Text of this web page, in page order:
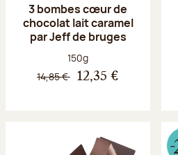
3 bombes cœur de
chocolat lait caramel
par Jeff de bruges
Poids net :
150g
14,85 € 12,35 €